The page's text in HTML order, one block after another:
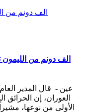
الف دونم من
عين - قال المدير
العوران، إن الحرائق
الأولى من نوعها،